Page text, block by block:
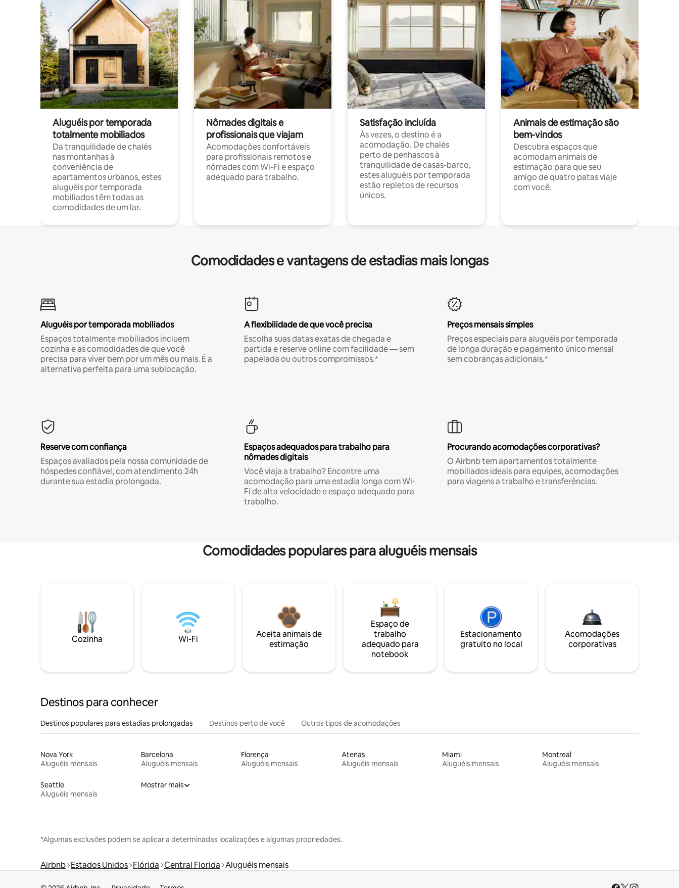
Aluguéis por temporada
totalmente mobiliados
Da tranquilidade de chalés
nas montanhas à
conveniência de
apartamentos urbanos, estes
aluguéis por temporada
mobiliados têm todas as
comodidades de um lar.
Nômades digitais e
profissionais que viajam
Acomodações confortáveis
para profissionais remotos e
nômades com Wi-Fi e espaço
adequado para trabalho.
Satisfação incluída
Às vezes, o destino é a
acomodação. De chalés
perto de penhascos à
tranquilidade de casas-barco,
estes aluguéis por temporada
estão repletos de recursos
únicos.
Animais de estimação são
bem-vindos
Descubra espaços que
acomodam animais de
estimação para que seu
amigo de quatro patas viaje
com você.
Comodidades e vantagens de estadias mais longas
Aluguéis por temporada mobiliados
Espaços totalmente mobiliados incluem
cozinha e as comodidades de que você
precisa para viver bem por um mês ou mais. É a
alternativa perfeita para uma sublocação.
A flexibilidade de que você precisa
Escolha suas datas exatas de chegada e
partida e reserve online com facilidade — sem
papelada ou outros compromissos.*
Preços mensais simples
Preços especiais para aluguéis por temporada
de longa duração e pagamento único mensal
sem cobranças adicionais.*
Reserve com confiança
Espaços avaliados pela nossa comunidade de
hóspedes confiável, com atendimento 24h
durante sua estadia prolongada.
Espaços adequados para trabalho para
nômades digitais
Você viaja a trabalho? Encontre uma
acomodação para uma estadia longa com Wi-
Fi de alta velocidade e espaço adequado para
trabalho.
Procurando acomodações corporativas?
O Airbnb tem apartamentos totalmente
mobiliados ideais para equipes, acomodações
para viagens a trabalho e transferências.
Comodidades populares para aluguéis mensais
Cozinha Wi-Fi
Aceita animais de
estimação
Espaço de
trabalho
adequado para
notebook
Estacionamento
gratuito no local
Acomodações
corporativas
Destinos para conhecer
Destinos populares para estadias prolongadas Destinos perto de você Outros tipos de acomodações
Nova York
Aluguéis mensais
Barcelona
Aluguéis mensais
Florença
Aluguéis mensais
Atenas
Aluguéis mensais
Miami
Aluguéis mensais
Montreal
Aluguéis mensais
Seattle
Aluguéis mensais
Mostrar mais
*Algumas exclusões podem se aplicar a determinadas localizações e algumas propriedades.
Airbnb Estados Unidos Flórida Central Florida Aluguéis mensais